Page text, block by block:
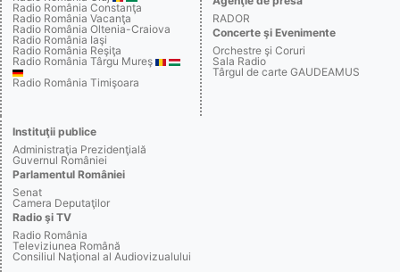
Radio România Constanţa
Radio România Vacanţa
Radio România Oltenia-Craiova
Radio România Iaşi
Radio România Reşiţa
Radio România Târgu Mureş
Radio România Timişoara
RADOR
Concerte şi Evenimente
Orchestre şi Coruri
Sala Radio
Târgul de carte GAUDEAMUS
Instituţii publice
Administraţia Prezidenţială
Guvernul României
Parlamentul României
Senat
Camera Deputaţilor
Radio şi TV
Radio România
Televiziunea Română
Consiliul Naţional al Audiovizualului